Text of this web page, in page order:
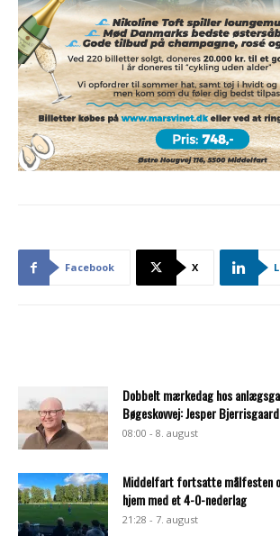
Facebook X
Dobbelt mærkedag hos
Bøgeskovvej: Jesper
08:00 - 8. august
Middelfart fortsatte målfesten
hjem med et 4-0-nederlag
21:28 - 7. august